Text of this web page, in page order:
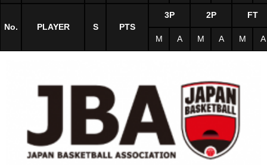
No. PLAYER S PTS
3P 2P FT
M A M A M A